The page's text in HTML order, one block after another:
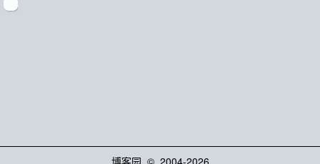
博客园 © 2004-2026